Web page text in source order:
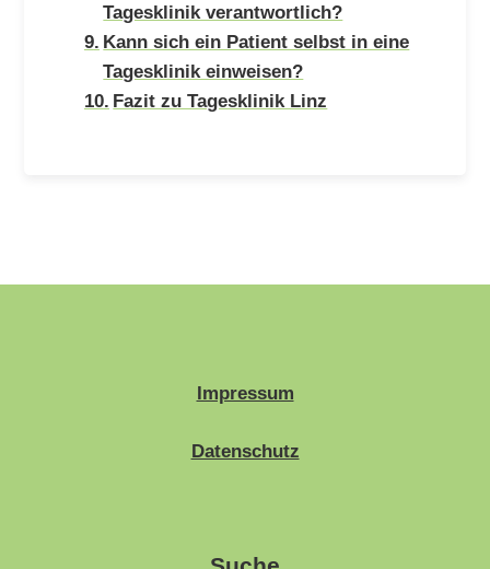
Tagesklinik verantwortlich?
Kann sich ein Patient selbst in eine
Tagesklinik einweisen?
Fazit zu Tagesklinik Linz
Impressum
Datenschutz